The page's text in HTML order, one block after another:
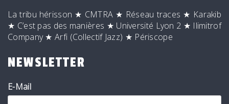
La tribu hérisson ★ CMTRA ★ Réseau traces ★ Karakib
★ C’est pas des manières ★ Université Lyon 2 ★ Ilimitrof
Company★Arfi (Collectif Jazz) ★ Périscope
NEWSLETTER
E-Mail